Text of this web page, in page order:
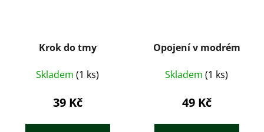
Krok do tmy
Skladem (1 ks)
39 Kč
Opojení v modrém
Skladem (1 ks)
49 Kč